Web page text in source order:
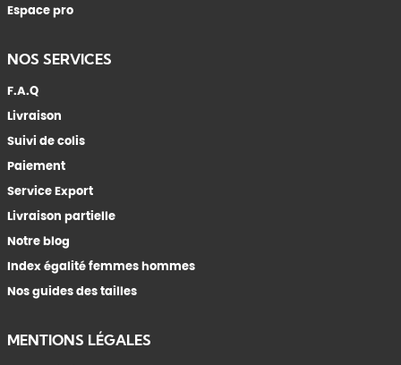
Espace pro
NOS SERVICES
F.A.Q
Livraison
Suivi de colis
Paiement
Service Export
Livraison partielle
Notre blog
Index égalité femmes hommes
Nos guides des tailles
MENTIONS LÉGALES